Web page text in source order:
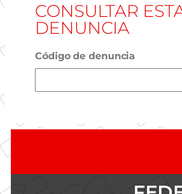
CONSULTAR
DENUNCIA
Código de denuncia